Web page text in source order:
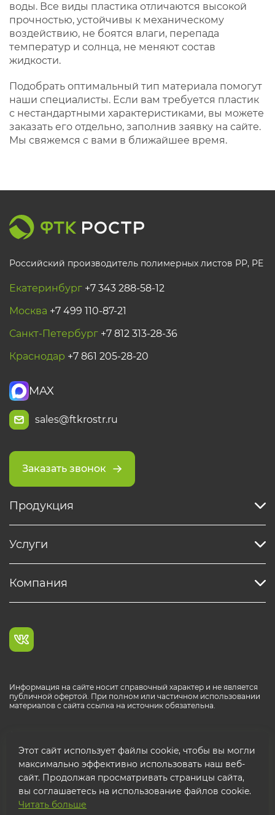
воды. Все виды пластика отличаются высокой
прочностью, устойчивы к механическому
воздействию, не боятся влаги, перепада
температур и солнца, не меняют состав
жидкости.
Подобрать оптимальный тип материала помогут
наши специалисты. Если вам требуется пластик
с нестандартными характеристиками, вы можете
заказать его отдельно, заполнив заявку на сайте.
Мы свяжемся с вами в ближайшее время.
Российский производитель полимерных листов РР, PE
Екатеринбург +7 343 288-58-12
Москва +7 499 110-87-21
Санкт-Петербург +7 812 313-28-36
Краснодар +7 861 205-28-20
MAX
sales@ftkrostr.ru
Заказать звонок
Продукция
Услуги
Компания
Информация на сайте носит справочный характер и не является
публичной офертой. При полном или частичном использовании
материалов с сайта ссылка на источник обязательна.
© 2026 ООО "ФТК РОСТР"
Этот сайт использует файлы cookie, чтобы вы могли
максимально эффективно использовать наш веб-
сайт. Продолжая просматривать страницы сайта,
вы соглашаетесь на использование файлов cookie.
Читать больше